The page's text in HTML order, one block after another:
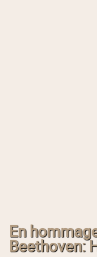
En
Beethoven: